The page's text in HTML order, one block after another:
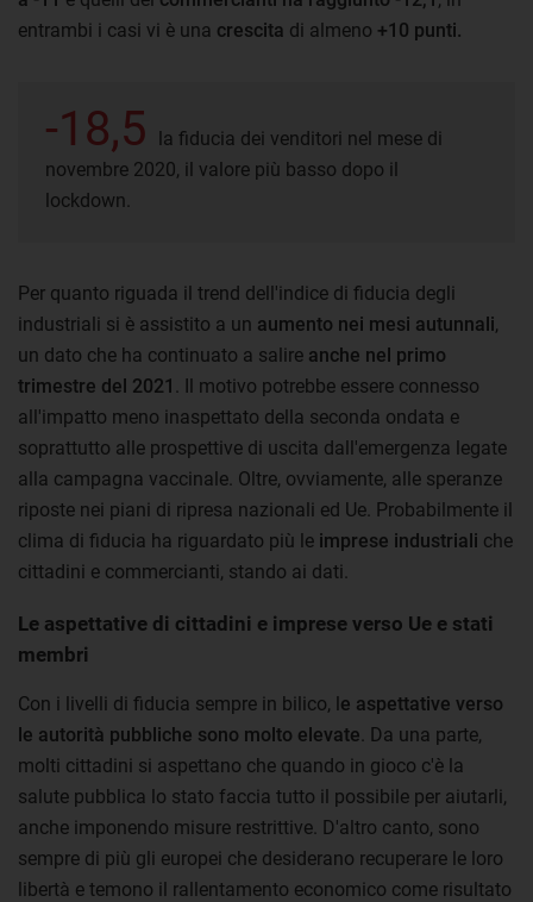
entrambi i casi vi è una crescita di almeno +10 punti.
-18,5
la fiducia dei venditori nel mese di
novembre 2020, il valore più basso dopo il
lockdown.
Per quanto riguada il trend dell'indice di fiducia degli
industriali si è assistito a un aumento nei mesi autunnali,
un dato che ha continuato a salire anche nel primo
trimestre del 2021
. Il motivo potrebbe essere connesso
all'impatto meno inaspettato della seconda ondata e
soprattutto alle prospettive di uscita dall'emergenza legate
alla campagna vaccinale. Oltre, ovviamente, alle speranze
riposte nei piani di ripresa nazionali ed Ue. Probabilmente il
clima di fiducia ha riguardato più le imprese industriali che
cittadini e commercianti, stando ai dati.
Le aspettative di cittadini e imprese verso Ue e stati
membri
Con i livelli di fiducia sempre in bilico, le aspettative verso
le autorità pubbliche sono molto elevate . Da una parte,
molti cittadini si aspettano che quando in gioco c'è la
salute pubblica lo stato faccia tutto il possibile per aiutarli,
anche imponendo misure restrittive. D'altro canto, sono
sempre di più gli europei che desiderano recuperare le loro
libertà e temono il rallentamento economico come risultato